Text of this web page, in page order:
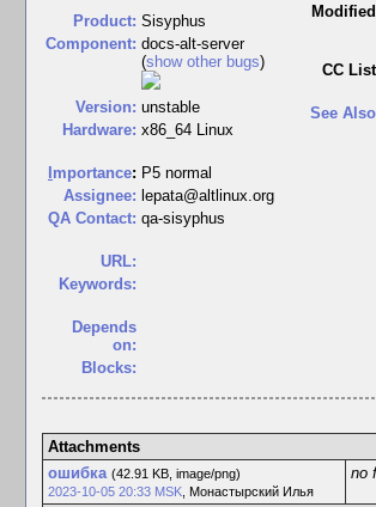
Product: Sisyphus
Component: docs-alt-server
(show other bugs)
Version: unstable
Hardware: x86_64 Linux
mportance: P5 normal
Assignee: lepata@altlinux.org
QA Contact: qa-sisyphus
URL:
Keywords:
Depends
on:
Blocks:
CC
See
Attachments
ошибка (42.91 KB, image/png)
2023-10-05 20:33 MSK, Монастырский Илья
no